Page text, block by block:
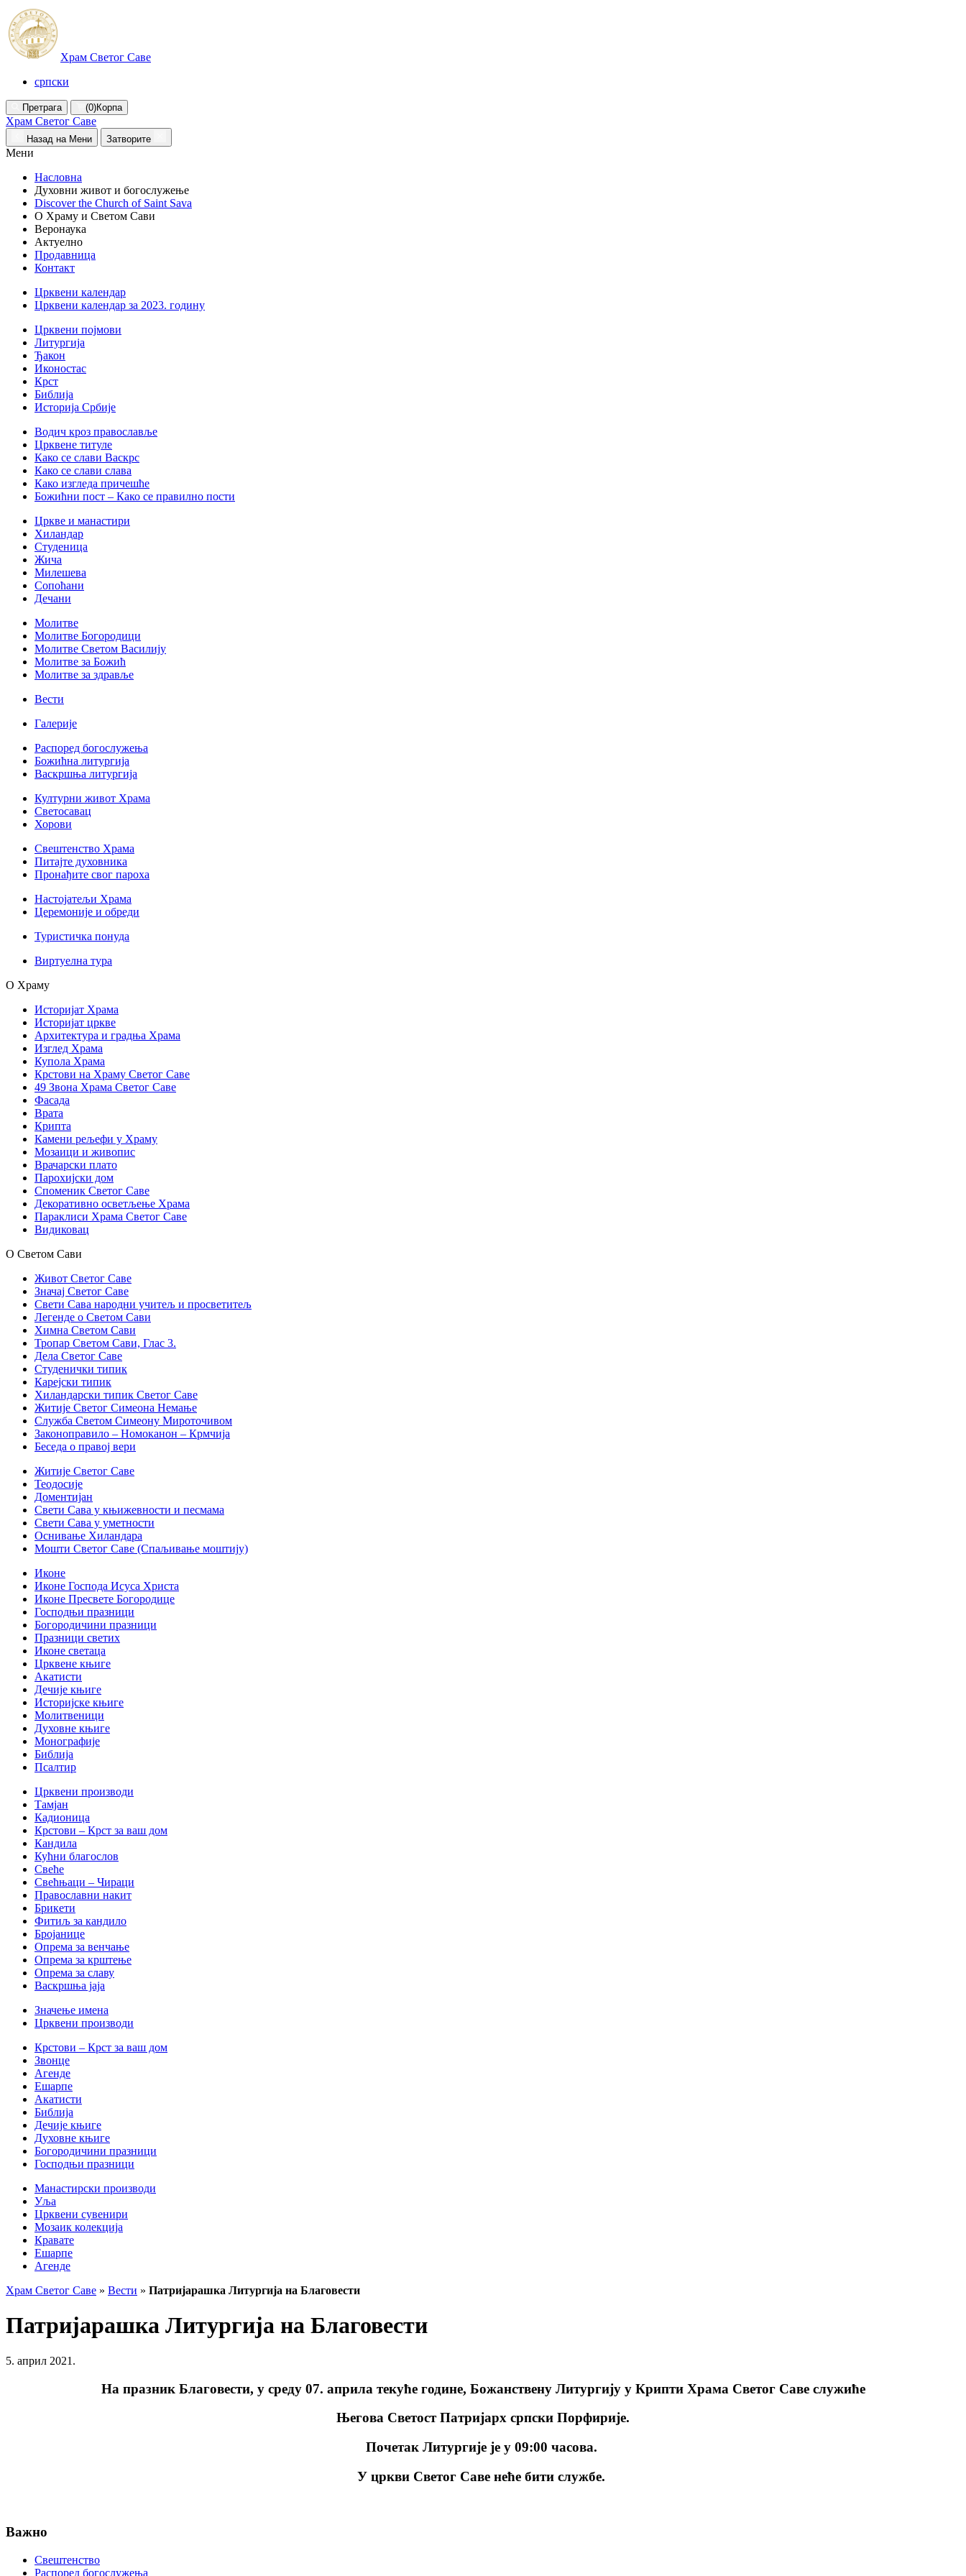
Храм Светог Саве
српски
Претрага (0)Корпа
Храм Светог Саве
Назад на Мени Затворите
Мени
Насловна
Духовни живот и богослужење
Discover the Church of Saint Sava
О Храму и Светом Сави
Веронаука
Актуелно
Продавница
Контакт
Црквени календар
Црквени календар за 2023. годину
Црквени појмови
Литургија
Ђакон
Иконостас
Крст
Библија
Историја Србије
Водич кроз православље
Црквене титуле
Како се слави Васкрс
Како се слави слава
Како изгледа причешће
Божићни пост – Како се правилно пости
Цркве и манастири
Хиландар
Студеница
Жича
Милешева
Сопоћани
Дечани
Молитве
Молитве Богородици
Молитве Светом Василију
Молитве за Божић
Молитве за здравље
Вести
Галерије
Распоред богослужења
Божићна литургија
Васкршња литургија
Културни живот Храма
Светосавац
Хорови
Свештенство Храма
Питајте духовника
Пронађите свог пароха
Настојатељи Храма
Церемоније и обреди
Туристичка понуда
Виртуелна тура
О Храму
Историјат Храма
Историјат цркве
Архитектура и градња Храма
Изглед Храма
Купола Храма
Крстови на Храму Светог Саве
49 Звона Храма Светог Саве
Фасада
Врата
Крипта
Камени рељефи у Храму
Мозаици и живопис
Врачарски плато
Парохијски дом
Споменик Светог Саве
Декоративно осветљење Храма
Параклиси Храма Светог Саве
Видиковац
О Светом Сави
Живот Светог Саве
Значај Светог Саве
Свети Сава народни учитељ и просветитељ
Легенде о Светом Сави
Химна Светом Сави
Тропар Светом Сави, Глас 3.
Дела Светог Саве
Студенички типик
Карејски типик
Хиландарски типик Светог Саве
Житије Светог Симеона Немање
Служба Светом Симеону Мироточивом
Законоправило – Номоканон – Крмчија
Беседа о правој вери
Житије Светог Саве
Теодосије
Доментијан
Свети Сава у књижевности и песмама
Свети Сава у уметности
Оснивање Хиландара
Мошти Светог Саве (Спаљивање моштију)
Иконе
Иконе Господа Исуса Христа
Иконе Пресвете Богородице
Господњи празници
Богородичини празници
Празници светих
Иконе светаца
Црквене књиге
Акатисти
Дечије књиге
Историјске књиге
Молитвеници
Духовне књиге
Монографије
Библија
Псалтир
Црквени производи
Тамјан
Кадионица
Крстови – Крст за ваш дом
Кандила
Кућни благослов
Свеће
Свећњаци – Чираци
Православни накит
Брикети
Фитиљ за кандило
Бројанице
Опрема за венчање
Опрема за крштење
Опрема за славу
Васкршња јаја
Значење имена
Црквени производи
Крстови – Крст за ваш дом
Звонце
Агенде
Ешарпе
Акатисти
Библија
Дечије књиге
Духовне књиге
Богородичини празници
Господњи празници
Манастирски производи
Уља
Црквени сувенири
Мозаик колекција
Кравате
Ешарпе
Агенде
Храм Светог Саве » Вести » Патријарашка Литургија на Благовести
Патријарашка Литургија на Благовести
5. април 2021.
На празник Благовести, у среду 07. априла текуће године, Божанствену Литургију у Крипти Храма Светог Саве служиће
Његова Светост Патријарх српски Порфирије.
Почетак Литургије је у 09:00 часова.
У цркви Светог Саве неће бити службе.
Важно
Свештенство
Распоред богослужења